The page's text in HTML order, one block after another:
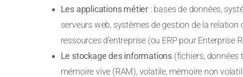
Les applications métier: bases de données,
serveurs web, systèmes de gestion de la
ressources d’entreprise (ou ERP pour Enterprise
Le stockage des informations(fichiers, données
mémoire vive (RAM), volatile, mémoire non